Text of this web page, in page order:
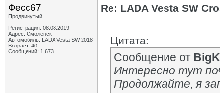
Фесс67
Продвинутый
Регистрация: 08.08.2019
Адрес: Смоленск
Автомобиль: LADA Vesta SW 2018
Возраст: 40
Сообщений: 1,673
Re: LADA Vesta SW
Цитата:
Сообщение от
Интересно тут
Продолжайте, я